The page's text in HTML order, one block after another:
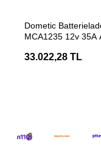
Dometic
MCA1235 12v 35A
33.022,28 TL